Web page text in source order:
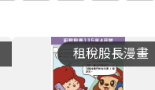
租稅股長漫畫